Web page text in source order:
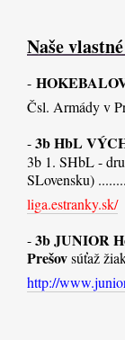
Naše
-
Čsl. Armády v
-3b HbL
3b 1. SHbL -
SLovensku)
liga.estranky.sk/
-3b JUNIOR
Prešovsúťaž
http://